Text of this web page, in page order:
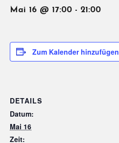
Mai 16 @ 17:00 - 21:00
Zum Kalender hinzufügen
DETAILS
Datum:
Mai 16
Zeit: